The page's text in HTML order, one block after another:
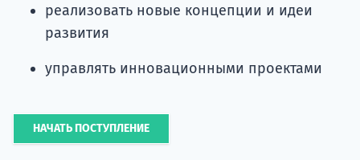
реализовать новые концепции и идеи
развития
управлять инновационными проектами
НАЧАТЬ ПОСТУПЛЕНИЕ